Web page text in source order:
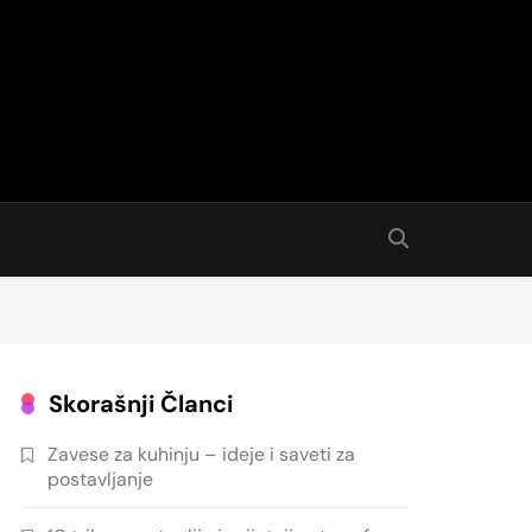
Skorašnji Članci
Zavese za kuhinju – ideje i saveti za
postavljanje